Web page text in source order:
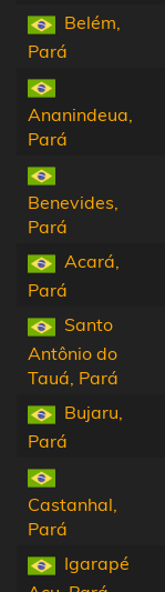
Belém,
Pará
Ananindeua,
Pará
Benevides,
Pará
Acará,
Pará
Santo
Antônio do
Tauá, Pará
Bujaru,
Pará
Castanhal,
Pará
Igarapé